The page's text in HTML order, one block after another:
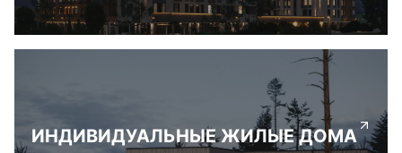
ИНДИВИДУАЛЬНЫЕ ЖИЛЫЕ ДОМА